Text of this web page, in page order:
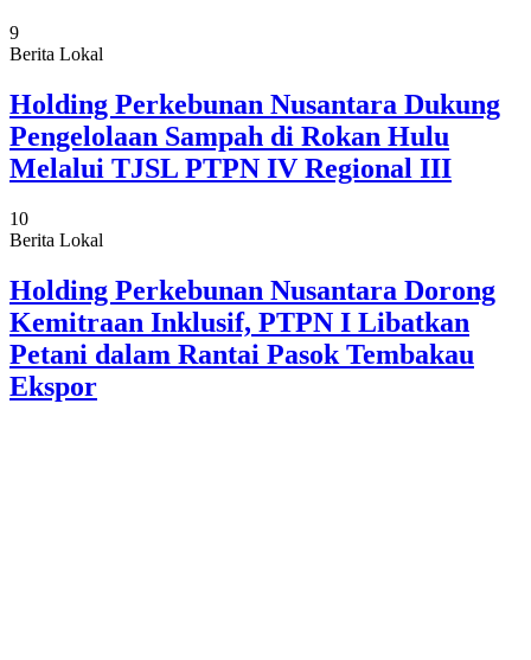
9
Berita Lokal
Holding Perkebunan Nusantara Dukung
Pengelolaan Sampah di Rokan Hulu
Melalui TJSL PTPN IV Regional III
10
Berita Lokal
Holding Perkebunan Nusantara Dorong
Kemitraan Inklusif, PTPN I Libatkan
Petani dalam Rantai Pasok Tembakau
Ekspor